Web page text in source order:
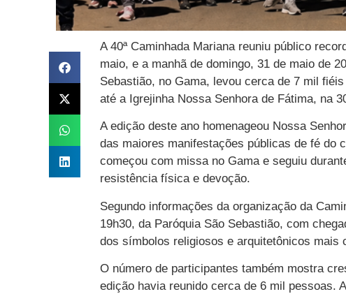
A 40ª Caminhada Mariana reuniu público
maio, e a manhã de domingo, 31 de maio de
Sebastião, no Gama, levou cerca de 7 mil
até a Igrejinha Nossa Senhora de Fátima, na
A edição deste ano homenageou Nossa
das maiores manifestações públicas de fé do
começou com missa no Gama e seguiu
resistência física e devoção.
Segundo informações da organização da
19h30, da Paróquia São Sebastião, com
dos símbolos religiosos e arquitetônicos mais
O número de participantes também mostra
edição havia reunido cerca de 6 mil pessoas.